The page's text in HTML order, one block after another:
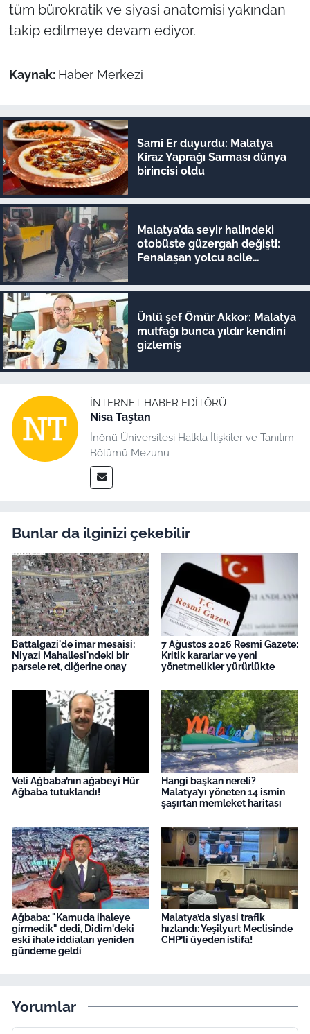
tüm bürokratik ve siyasi anatomisi yakından
takip edilmeye devam ediyor.
Kaynak: Haber Merkezi
Sami Er duyurdu: Malatya
Kiraz Yaprağı Sarması dünya
birincisi oldu
Malatya’da seyir halindeki
otobüste güzergah değişti:
Fenalaşan yolcu acile
Ünlü şef Ömür Akkor: Malatya
mutfağı bunca yıldır kendini
gizlemiş
İNTERNET HABER EDITÖRÜ
Nisa Taştan
İnönü Üniversitesi Halkla İlişkiler ve Tanıtım
Bölümü Mezunu
Bunlar da ilginizi çekebilir
Battalgazi'de imar mesaisi:
Niyazi Mahallesi'ndeki bir
parsele ret, diğerine onay
7 Ağustos 2026 Resmi Gazete:
Kritik kararlar ve yeni
yönetmelikler yürürlükte
Veli Ağbaba’nın ağabeyi Hür
Ağbaba tutuklandı!
Hangi başkan nereli?
Malatya’yı yöneten 14 ismin
şaşırtan memleket haritası
Ağbaba: "Kamuda ihaleye
girmedik" dedi, Didim'deki
eski ihale iddiaları yeniden
gündeme geldi
Malatya’da siyasi trafik
hızlandı: Yeşilyurt Meclisinde
CHP’li üyeden istifa!
Yorumlar